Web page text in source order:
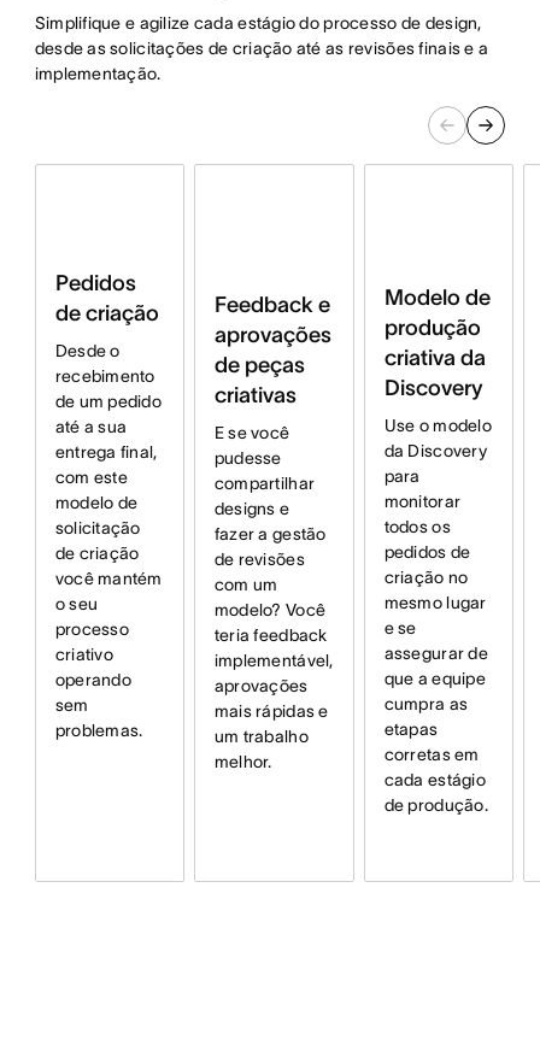
Simplifique e agilize cada estágio do processo de design,
desde as solicitações de criação até as revisões finais e a
implementação.
Pedidos
de criação
Desde o
recebimento
de um pedido
até a sua
entrega final,
com este
modelo de
solicitação
de criação
você mantém
o seu
processo
criativo
operando
sem
problemas.
Feedback e
aprovações
de peças
criativas
E se você
pudesse
compartilhar
designs e
fazer a gestão
de revisões
com um
modelo? Você
teria feedback
implementável,
aprovações
mais rápidas e
um trabalho
melhor.
Modelo de
produção
criativa da
Discovery
Use o modelo
da Discovery
para
monitorar
todos os
pedidos de
criação no
mesmo lugar
e se
assegurar de
que a equipe
cumpra as
etapas
corretas em
cada estágio
de produção.